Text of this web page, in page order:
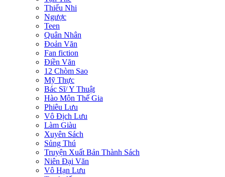
Thiếu Nhi
Ngược
Teen
Quân Nhân
Đoản Văn
Fan fiction
Điền Văn
12 Chòm Sao
Mỹ Thực
Bác Sĩ/ Y Thuật
Hào Môn Thế Gia
Phiêu Lưu
Vô Địch Lưu
Làm Giàu
Xuyên Sách
Sủng Thú
Truyện Xuất Bản Thành Sách
Niên Đại Văn
Vô Hạn Lưu